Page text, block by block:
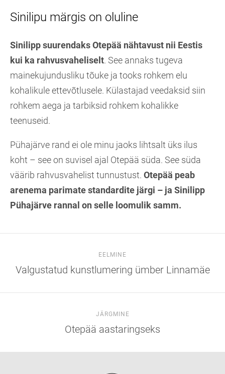
Sinilipu märgis on oluline
Sinilipp suurendaks Otepää nähtavust nii Eestis
kui ka rahvusvaheliselt. See annaks tugeva
mainekujundusliku tõuke ja tooks rohkem elu
kohalikule ettevõtlusele. Külastajad veedaksid siin
rohkem aega ja tarbiksid rohkem kohalikke
teenuseid.
Pühajärve rand ei ole minu jaoks lihtsalt üks ilus
koht – see on suvisel ajal Otepää süda. See süda
väärib rahvusvahelist tunnustust. Otepää peab
arenema parimate standardite järgi – ja Sinilipp
Pühajärve rannal on selle loomulik samm.
EELMINE
Valgustatud kunstlumering ümber Linnamäe
JÄRGMINE
Otepää aastaringseks